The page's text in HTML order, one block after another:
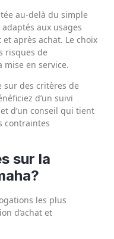
au-delà du simple
aux usages
après achat. Le choix
risques de
mise en service.
sur des critères de
d’un suivi
d’un conseil qui tient
contraintes
sur la
les plus
d’achat et